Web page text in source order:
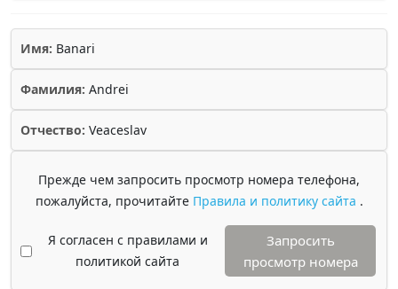
Имя: Banari
Фамилия: Andrei
Отчество: Veaceslav
Прежде чем запросить просмотр номера телефона,
пожалуйста, прочитайте Правила и политику сайта .
Я согласен с правилами и
политикой сайта
Запросить
просмотр номера